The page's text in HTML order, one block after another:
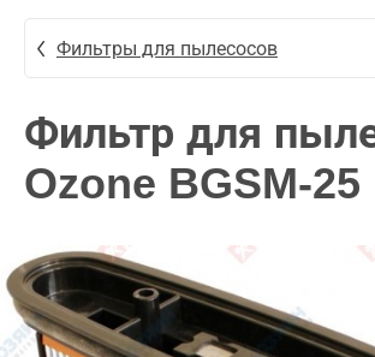
Фильтры для пылесосов
Фильтр для
Ozone BGSM-25